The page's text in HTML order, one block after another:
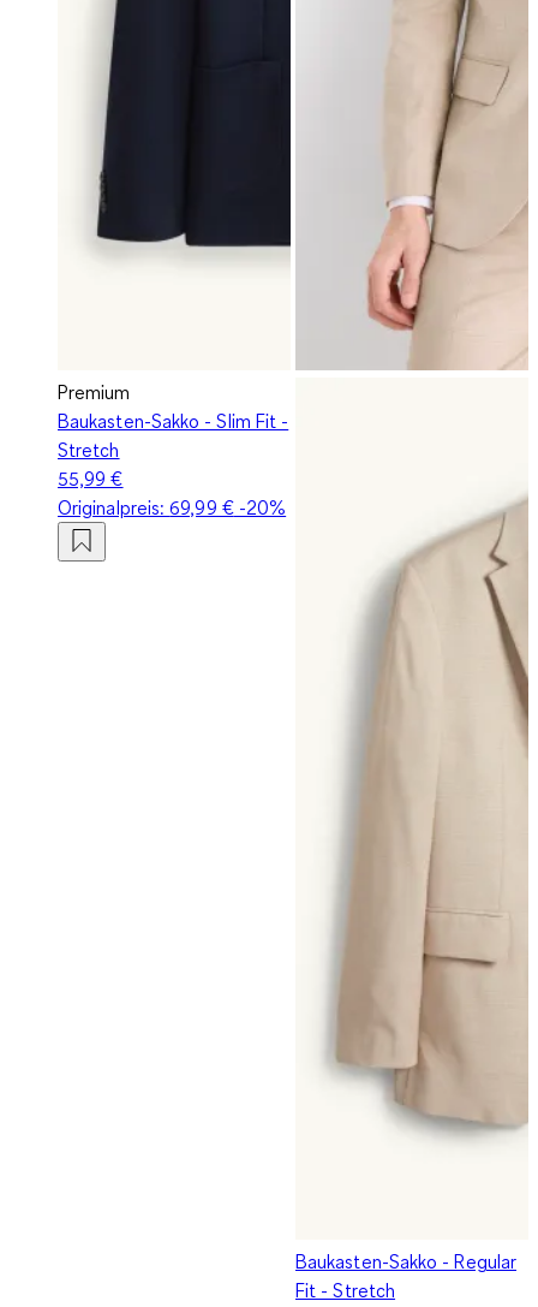
Premium
Baukasten-Sakko - Slim Fit -
Stretch
55,99 €
Originalpreis:69,99 €-20%
Baukasten-Sakko - Regular
Fit - Stretch